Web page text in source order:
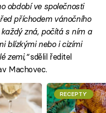
období ve společnosti
příchodem vánočního
každý zná, počítá s ním a
blízkými nebo i cizími
zemi,“sdělil ředitel
Machovec.
RECEPTY